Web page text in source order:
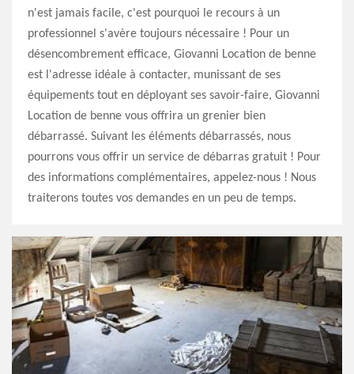
n'est jamais facile, c'est pourquoi le recours à un
professionnel s'avère toujours nécessaire ! Pour un
désencombrement efficace, Giovanni Location de benne
est l'adresse idéale à contacter, munissant de ses
équipements tout en déployant ses savoir-faire, Giovanni
Location de benne vous offrira un grenier bien
débarrassé. Suivant les éléments débarrassés, nous
pourrons vous offrir un service de débarras gratuit ! Pour
des informations complémentaires, appelez-nous ! Nous
traiterons toutes vos demandes en un peu de temps.